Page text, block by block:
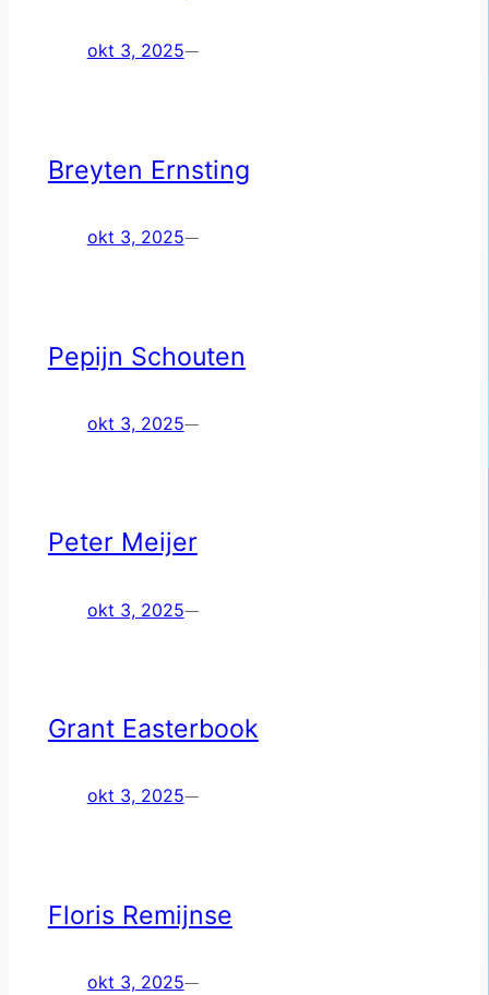
okt 3, 2025—
Breyten Ernsting
okt 3, 2025—
Pepijn Schouten
okt 3, 2025—
Peter Meijer
okt 3, 2025—
Grant Easterbook
okt 3, 2025—
Floris Remijnse
okt 3, 2025—